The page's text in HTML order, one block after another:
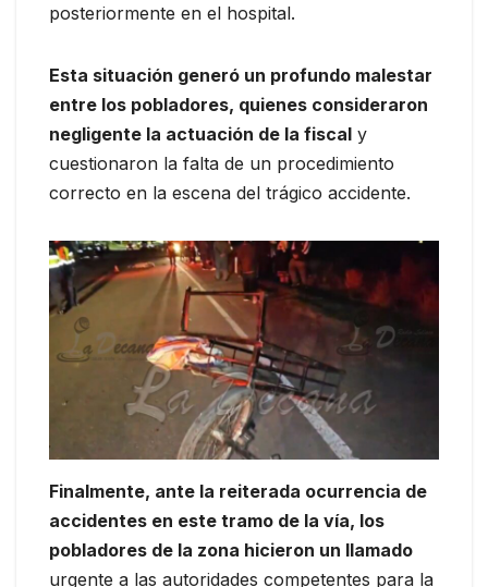
posteriormente en el hospital.
Esta situación generó un profundo malestar
entre los pobladores, quienes consideraron
negligente la actuación de la fiscal y
cuestionaron la falta de un procedimiento
correcto en la escena del trágico accidente.
Finalmente, ante la reiterada ocurrencia de
accidentes en este tramo de la vía, los
pobladores de la zona hicieron un llamado
urgente a las autoridades competentes para la